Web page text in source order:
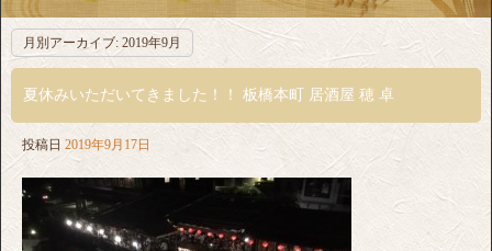
月別アーカイブ: 2019年9月
夏休みいただいてきました！！ 板橋本町 居酒屋 穂 卓
投稿日 2019年9月17日